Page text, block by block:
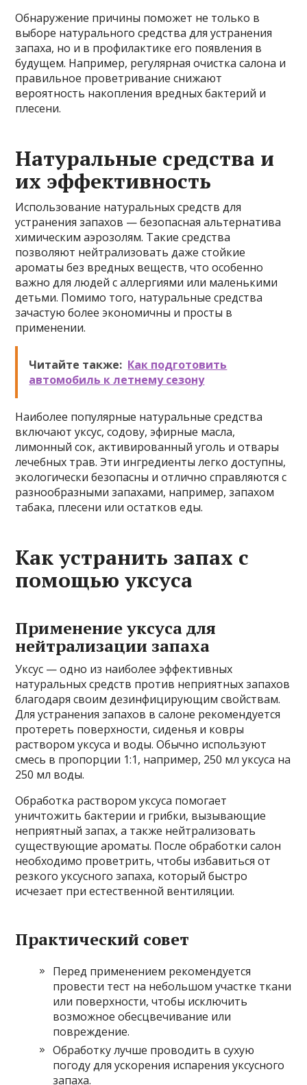
Обнаружение причины поможет не только в
выборе натурального средства для устранения
запаха, но и в профилактике его появления в
будущем. Например, регулярная очистка салона и
правильное проветривание снижают
вероятность накопления вредных бактерий и
плесени.
Натуральные средства и
их эффективность
Использование натуральных средств для
устранения запахов — безопасная альтернатива
химическим аэрозолям. Такие средства
позволяют нейтрализовать даже стойкие
ароматы без вредных веществ, что особенно
важно для людей с аллергиями или маленькими
детьми. Помимо того, натуральные средства
зачастую более экономичны и просты в
применении.
Читайте также: Как подготовить
автомобиль к летнему сезону
Наиболее популярные натуральные средства
включают уксус, содову, эфирные масла,
лимонный сок, активированный уголь и отвары
лечебных трав. Эти ингредиенты легко доступны,
экологически безопасны и отлично справляются с
разнообразными запахами, например, запахом
табака, плесени или остатков еды.
Как устранить запах с
помощью уксуса
Применение уксуса для
нейтрализации запаха
Уксус — одно из наиболее эффективных
натуральных средств против неприятных запахов
благодаря своим дезинфицирующим свойствам.
Для устранения запахов в салоне рекомендуется
протереть поверхности, сиденья и ковры
раствором уксуса и воды. Обычно используют
смесь в пропорции 1:1, например, 250 мл уксуса на
250 мл воды.
Обработка раствором уксуса помогает
уничтожить бактерии и грибки, вызывающие
неприятный запах, а также нейтрализовать
существующие ароматы. После обработки салон
необходимо проветрить, чтобы избавиться от
резкого уксусного запаха, который быстро
исчезает при естественной вентиляции.
Практический совет
Перед применением рекомендуется
провести тест на небольшом участке ткани
или поверхности, чтобы исключить
возможное обесцвечивание или
повреждение.
Обработку лучше проводить в сухую
погоду для ускорения испарения уксусного
запаха.